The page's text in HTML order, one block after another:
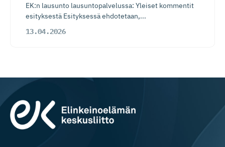
EK:n lausunto lausuntopalvelussa: Yleiset kommentit
esityksestä Esityksessä ehdotetaan,...
13.04.2026